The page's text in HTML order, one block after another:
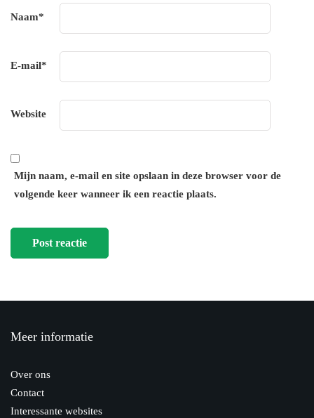
Naam*
E-mail*
Website
Mijn naam, e-mail en site opslaan in deze browser voor de
volgende keer wanneer ik een reactie plaats.
Meer informatie
Over ons
Contact
Interessante websites